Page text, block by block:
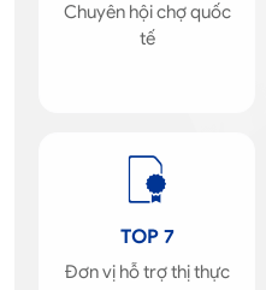
Chuyên hội chợ quốc
tế
TOP 7
Đơn vị hỗ trợ thị thực